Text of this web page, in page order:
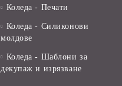
Коледа - Печати
Коледа - Силиконови
молдове
Коледа - Шаблони за
декупаж и изрязване